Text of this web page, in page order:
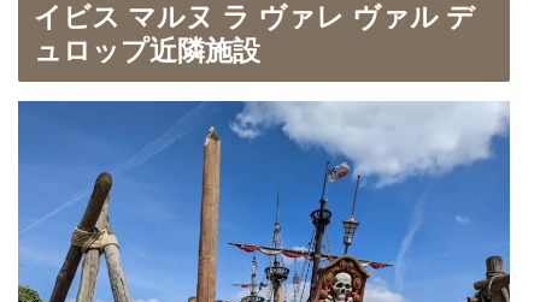
イビス マルヌ ラ ヴァレ ヴァル デ
ュロップ近隣施設